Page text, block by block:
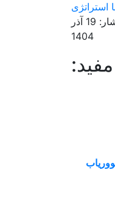
استراتژی
تاریخ انتشار: 19 آذر
1404